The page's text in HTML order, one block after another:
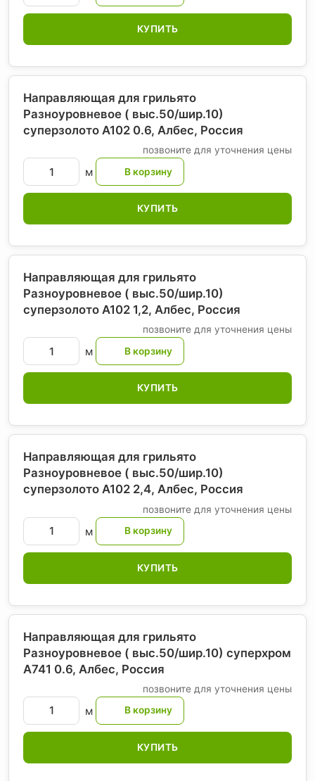
КУПИТЬ
Направляющая для грильято
Разноуровневое ( выс.50/шир.10)
суперзолото А102 0.6, Албес, Россия
позвоните для уточнения цены
м
КУПИТЬ
Направляющая для грильято
Разноуровневое ( выс.50/шир.10)
суперзолото А102 1,2, Албес, Россия
позвоните для уточнения цены
м
КУПИТЬ
Направляющая для грильято
Разноуровневое ( выс.50/шир.10)
суперзолото А102 2,4, Албес, Россия
позвоните для уточнения цены
м
КУПИТЬ
Направляющая для грильято
Разноуровневое ( выс.50/шир.10) суперхром
А741 0.6, Албес, Россия
позвоните для уточнения цены
м
КУПИТЬ